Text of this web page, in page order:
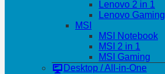
Lenovo 2 in 1
Lenovo Gaming
MSI
MSI Notebook
MSI 2 in 1
MSI Gaming
Desktop / All-in-One